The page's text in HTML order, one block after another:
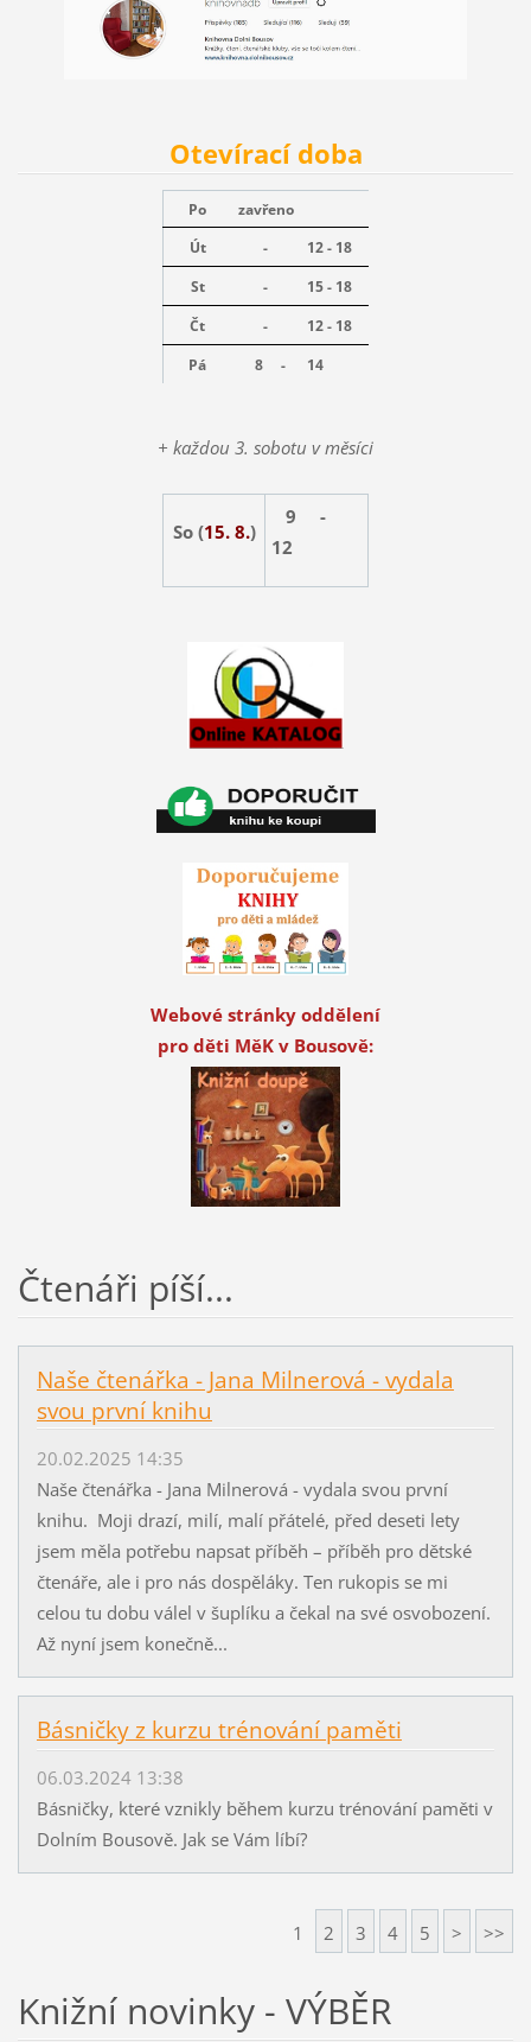
Otevírací doba
Po
zavřeno
Út
-
12 - 18
St
-
15 - 18
Čt
-
12 - 18
Pá
8 - 14
+ každou 3. sobotu v měsíci
So (15. 8.)
9 -
12
Webové stránky oddělení
pro děti MěK v Bousově:
Čtenáři píší...
Naše čtenářka - Jana Milnerová - vydala
svou první knihu
20.02.2025 14:35
Naše čtenářka - Jana Milnerová - vydala svou první
knihu. Moji drazí, milí, malí přátelé, před deseti lety
jsem měla potřebu napsat příběh – příběh pro dětské
čtenáře, ale i pro nás dospěláky. Ten rukopis se mi
celou tu dobu válel v šuplíku a čekal na své osvobození.
Až nyní jsem konečně...
Básničky z kurzu trénování paměti
06.03.2024 13:38
Básničky, které vznikly během kurzu trénování paměti v
Dolním Bousově. Jak se Vám líbí?
1 2 3 4 5 > >>
Knižní novinky - VÝBĚR